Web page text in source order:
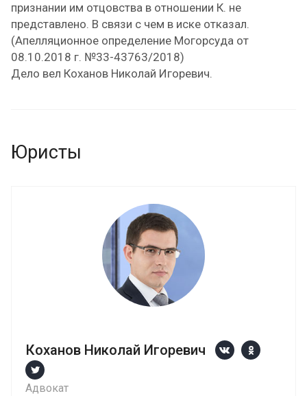
признании им отцовства в отношении К. не
представлено. В связи с чем в иске отказал.
(Апелляционное определение Могорсуда от
08.10.2018 г. №33-43763/2018)
Дело вел Коханов Николай Игоревич.
Юристы
Коханов Николай Игоревич
Адвокат